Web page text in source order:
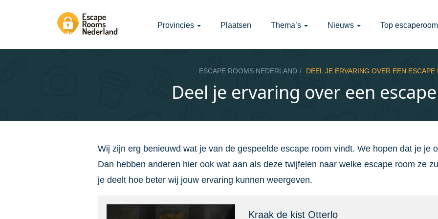
Provincies Plaatsen Thema’s Nieuws Top
ESCAPE ROOMS NEDERLAND DEEL JE ERVARING OVER EEN ESCAPE
Deel je ervaring over een
Wij zijn erg benieuwd wat je van de gespeelde escape room vindt. We hopen dat je je
Dan hebben anderen hier ook wat aan als deze twijfelen naar welke escape room ze
je deelt hoe beter wij jouw ervaring kunnen weergeven.
Kraak de kist Otterlo